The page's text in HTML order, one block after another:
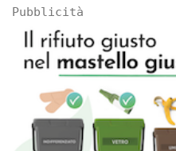
Pubblicità